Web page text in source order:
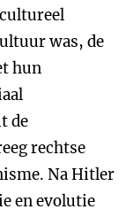
was, de
hun
de
rechtse
Na Hitler
en evolutie